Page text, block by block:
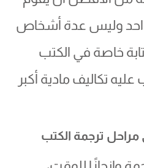
وليس عدة أشخاص
خاصة في الكتب
تكاليف مادية أكبر
ترجمة الكتب